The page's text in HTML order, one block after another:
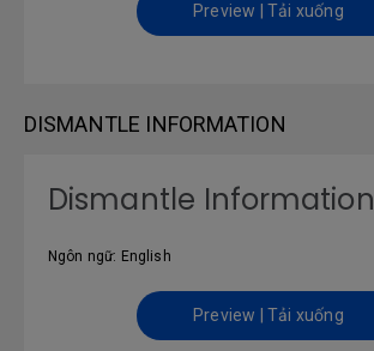
Preview | Tải xuống
DISMANTLE INFORMATION
Dismantle Information
Ngôn ngữ: English
Preview | Tải xuống